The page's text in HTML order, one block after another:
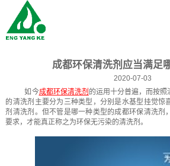
成都环保清洗剂应当满足
2020-07-03
如今成都环保清洗剂 的运用十分普遍，而按
的清洗剂主要分为三种类型，分别是水基型挂觉惊
剂清洗剂。但不管是哪一种类型的成都环保清洗剂
要求，才能真正称之为环保无污染的清洗剂。